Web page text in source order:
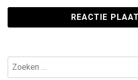
Zoeken
naar: